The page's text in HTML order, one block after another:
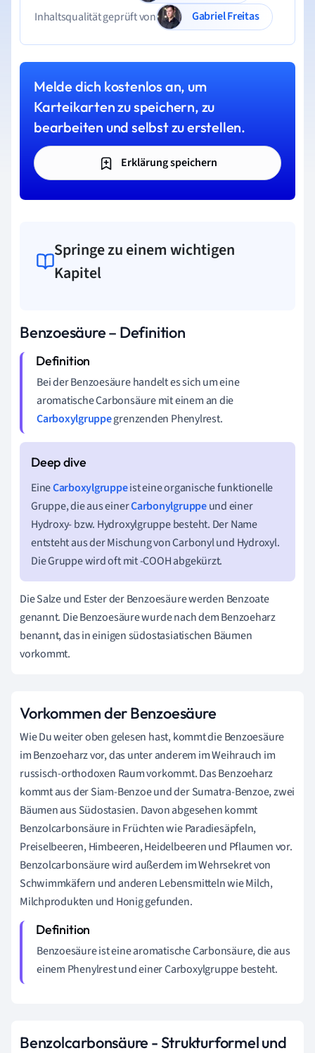
Inhaltsqualität geprüft von
Gabriel Freitas
Melde dich kostenlos an, um
Karteikarten zu speichern, zu
bearbeiten und selbst zu erstellen.
Erklärung speichern
Springe zu einem wichtigen
Kapitel
Benzoesäure – Definition
Bei der Benzoesäure handelt es sich um eine
aromatische Carbonsäure mit einem an die
Carboxylgruppegrenzenden Phenylrest.
EineCarboxylgruppeist eine organische funktionelle
Gruppe, die aus einerCarbonylgruppeund einer
Hydroxy- bzw. Hydroxylgruppe besteht. Der Name
entsteht aus der Mischung von Carbonyl und Hydroxyl.
Die Gruppe wird oft mit -COOH abgekürzt.
Die Salze und Ester der Benzoesäure werden Benzoate
genannt. Die Benzoesäure wurde nach dem Benzoeharz
benannt, das in einigen südostasiatischen Bäumen
vorkommt.
Vorkommen der Benzoesäure
Wie Du weiter oben gelesen hast, kommt die Benzoesäure
im Benzoeharz vor, das unter anderem im Weihrauch im
russisch-orthodoxen Raum vorkommt. Das Benzoeharz
kommt aus der Siam-Benzoe und der Sumatra-Benzoe, zwei
Bäumen aus Südostasien. Davon abgesehen kommt
Benzolcarbonsäure in Früchten wie Paradiesäpfeln,
Preiselbeeren, Himbeeren, Heidelbeeren und Pflaumen vor.
Benzolcarbonsäure wird außerdem im Wehrsekret von
Schwimmkäfern und anderen Lebensmitteln wie Milch,
Milchprodukten und Honig gefunden.
Benzoesäure ist eine aromatische Carbonsäure, die aus
einem Phenylrest und einer Carboxylgruppe besteht.
Benzolcarbonsäure - Strukturformel und